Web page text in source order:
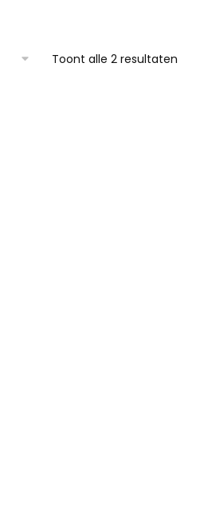
Toont alle 2 resultaten